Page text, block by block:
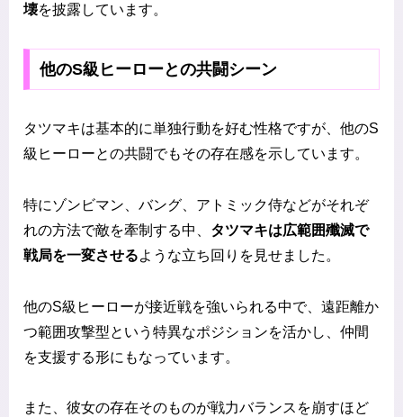
壊を披露しています。
他のS級ヒーローとの共闘シーン
タツマキは基本的に単独行動を好む性格ですが、他のS
級ヒーローとの共闘でもその存在感を示しています。
特にゾンビマン、バング、アトミック侍などがそれぞ
れの方法で敵を牽制する中、 タツマキは広範囲殲滅で
戦局を一変させるような立ち回りを見せました。
他のS級ヒーローが接近戦を強いられる中で、遠距離か
つ範囲攻撃型という特異なポジションを活かし、仲間
を支援する形にもなっています。
また、彼女の存在そのものが戦力バランスを崩すほど